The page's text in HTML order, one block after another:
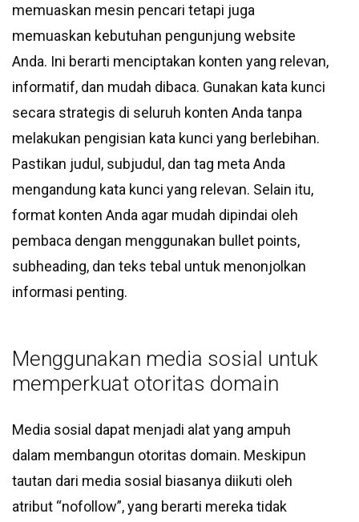
memuaskan mesin pencari tetapi juga
memuaskan kebutuhan pengunjung website
Anda. Ini berarti menciptakan konten yang relevan,
informatif, dan mudah dibaca. Gunakan kata kunci
secara strategis di seluruh konten Anda tanpa
melakukan pengisian kata kunci yang berlebihan.
Pastikan judul, subjudul, dan tag meta Anda
mengandung kata kunci yang relevan. Selain itu,
format konten Anda agar mudah dipindai oleh
pembaca dengan menggunakan bullet points,
subheading, dan teks tebal untuk menonjolkan
informasi penting.
Menggunakan media sosial untuk
memperkuat otoritas domain
Media sosial dapat menjadi alat yang ampuh
dalam membangun otoritas domain. Meskipun
tautan dari media sosial biasanya diikuti oleh
atribut “nofollow”, yang berarti mereka tidak